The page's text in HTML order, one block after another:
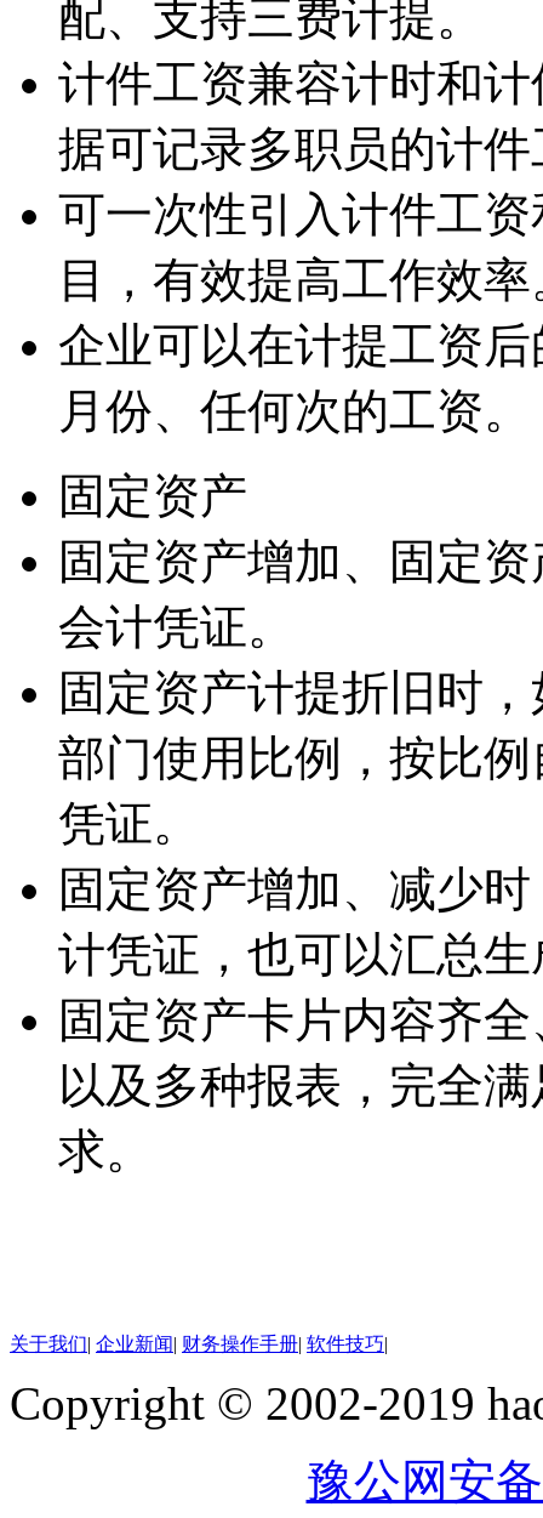
配、支持三费计提。
计件工资兼容计时和
据可记录多职员的计
可一次性引入计件工
目，有效提高工作效率
企业可以在计提工资
月份、任何次的工资。
固定资产
固定资产增加、固定
会计凭证。
固定资产计提折旧时
部门使用比例，按比
凭证。
固定资产增加、减少
计凭证，也可以汇总
固定资产卡片内容齐
以及多种报表，完全
求。
关于我们| 企业新闻| 财务操作手册| 软件技巧|
Copyright © 2002-2019
豫公网安